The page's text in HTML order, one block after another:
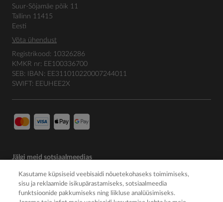
Suur-Sõjamäe põik 11
Tallinn 11415
Eesti
Võta ühendust
Registrikood: 10326286
KMKR nr: EE100336700
SEB: IBAN: EE311010220007244011
SWIFT: EEUHEE2X
Jälgi meid sotsiaalmeedias
Kasutame küpsiseid veebisaidi nõuetekohaseks toimimiseks,
sisu ja reklaamide isikupärastamiseks, sotsiaalmeedia
funktsioonide pakkumiseks ning liikluse analüüsimiseks.